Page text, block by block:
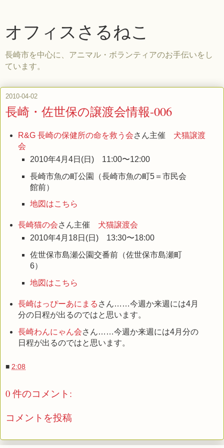
オフィスさるねこ
長崎市を中心に、アニマル・ボランティアのお手伝いをし
ています。
2010-04-02
長崎・佐世保の譲渡会情報-006
R&G 長崎の保健所の命を救う会さん主催 犬猫譲渡
会
2010年4月4日(日) 11:00〜12:00
長崎市魚の町公園（長崎市魚の町5＝市民会
館前）
地図はこちら
長崎猫の会さん主催 犬猫譲渡会
2010年4月18日(日) 13:30〜18:00
佐世保市島瀬公園交番前（佐世保市島瀬町
6）
地図はこちら
長崎はっぴーあにまる さん……今週か来週には4月
分の日程が出るのではと思います。
長崎わんにゃん会さん……今週か来週には4月分の
日程が出るのではと思います。
■ 2:08
0 件のコメント:
コメントを投稿